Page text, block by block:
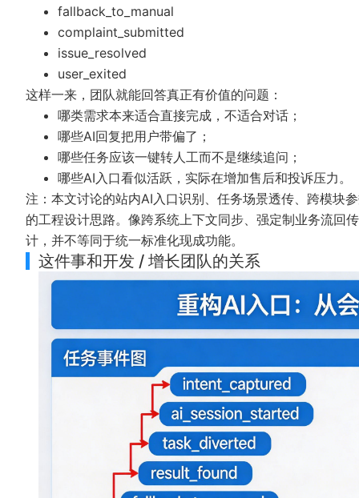
fallback_to_manual
complaint_submitted
issue_resolved
user_exited
这样一来，团队就能回答真正有价值的问题：
哪类需求本来适合直接完成，不适合对话；
哪些AI回复把用户带偏了；
哪些任务应该一键转人工而不是继续追问；
哪些AI入口看似活跃，实际在增加售后和投诉压力。
注：本文讨论的站内AI入口识别、任务场景透传、跨模块
的工程设计思路。像跨系统上下文同步、强定制业务流回
计，并不等同于统一标准化现成功能。
这件事和开发 / 增长团队的关系